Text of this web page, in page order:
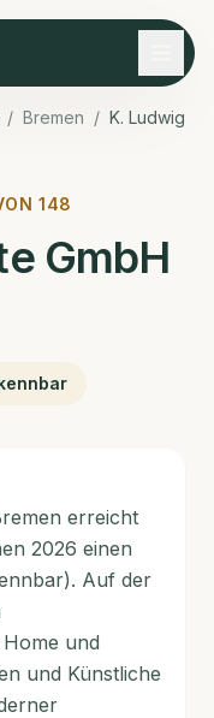
/ Bremen / K. Ludwig
148
GmbH
erreicht
2026 einen
Auf der
und
und Künstliche